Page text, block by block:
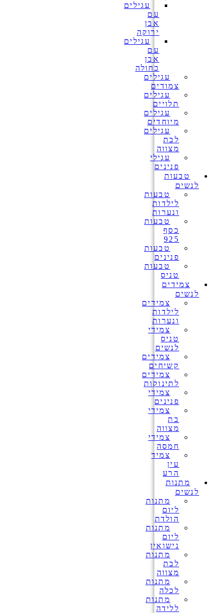
עגילים
עם
אבן
ירוקה
עגילים
עם
אבן
כחולה
עגילים
צמודים
עגילים
תלויים
עגילים
מיוחדים
עגילים
לבת
מצווה
עגילי
פנינים
טבעות
לנשים
טבעות
לילדות
ונערות
טבעות
כסף
925
טבעות
פנינים
טבעות
טניס
צמידים
לנשים
צמידים
לילדות
ונערות
צמידי
טניס
לנשים
צמידים
קשיחים
צמידים
לתינוקות
צמידי
פנינים
צמידי
בת
מצווה
צמידי
חמסה
צמיד
עין
הרע
מתנות
לנשים
מתנות
ליום
הולדת
מתנות
ליום
נישואין
מתנות
לבת
מצווה
מתנות
לכלה
מתנות
ללידה